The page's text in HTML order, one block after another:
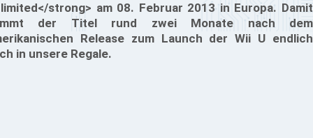
strong> am 08. Februar 2013 in Europa. Damit
der Titel rund zwei Monate nach dem
Release zum Launch der Wii U endlich
in unsere Regale.